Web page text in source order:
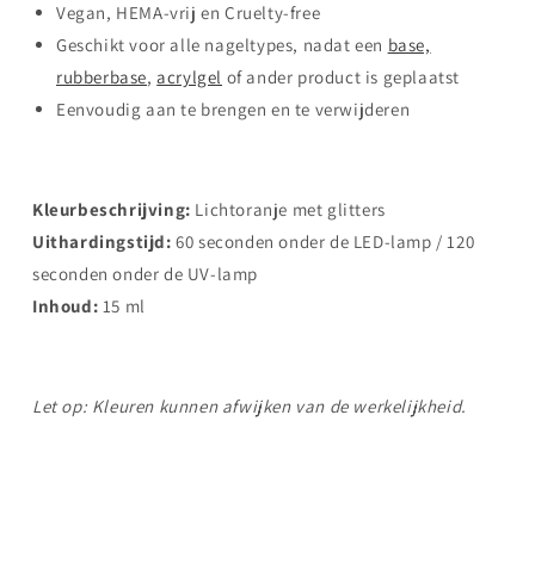
Vegan, HEMA-vrij en Cruelty-free
Geschikt voor alle nageltypes, nadat een base,
rubberbase,acrylgel of ander product is geplaatst
Eenvoudig aan te brengen en te verwijderen
Kleurbeschrijving: Lichtoranje met glitters
Uithardingstijd: 60 seconden onder de LED-lamp / 120
seconden onder de UV-lamp
Inhoud: 15 ml
Let op: Kleuren kunnen afwijken van de werkelijkheid.